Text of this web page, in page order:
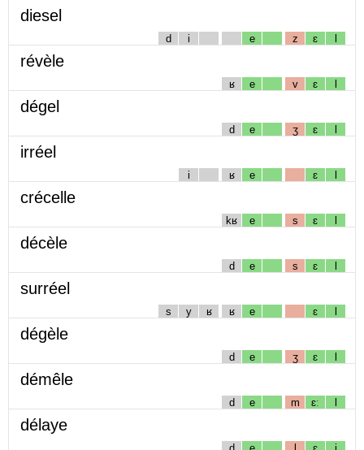
diesel
d i e z ɛ l
révèle
ʁ e v ɛ l
dégel
d e ʒ ɛ l
irréel
i ʁ e ɛ l
crécelle
kʁ e s ɛ l
décèle
d e s ɛ l
surréel
s y ʁ ʁ e ɛ l
dégèle
d e ʒ ɛ l
démêle
d e m ɛː l
délaye